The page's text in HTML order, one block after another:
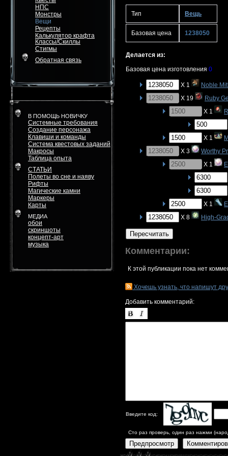
НПС
Монстры
Вещи
Рецепты
Калькулятор крафта
Классы/Скиллы
Стигмы
Обратная связь
В ПОМОЩЬ НОВИЧКУ
Системные требования
Создание персонажа
Клавиши и команды
Система квестовых заданий
Макросы
Таблица опыта
СТАТЬИ
Полеты во сне и наяву
Рифты
Магические камни
Маркеры
Карты
МЕДИА
обои
скриншоты
концепт-арт
музыка
Тип Вещь
Базовая цена 1238050
Делается из:
Базовая цена изготовления 0
X 1
Noble
X 19
Ruby
X 1
X 1
X 3
Worthy
X 1
X 1
X 8
High-
Пересчитать
Комментарии:
К этой публикации пока нет
Хочешь узнать, что напишут
Добавить комментарий:
Введите код:
Сто раз проверь, один раз нажми
Предпросмотр